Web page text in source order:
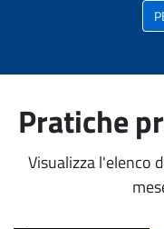
Pratiche
Visualizza l'elenco